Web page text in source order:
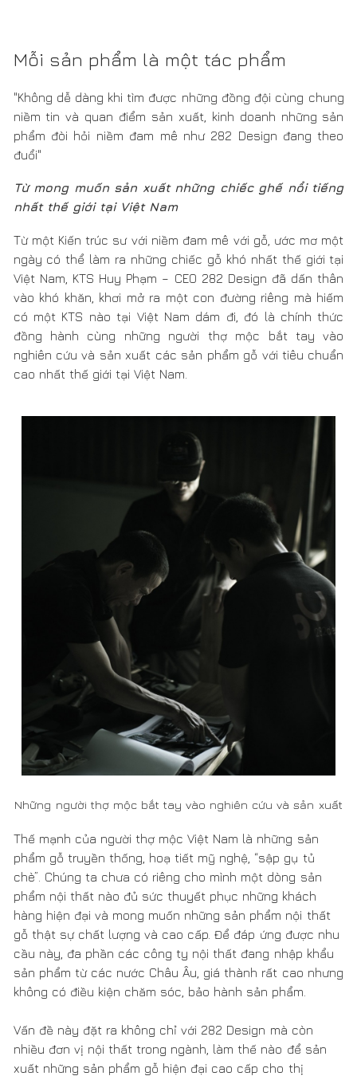
"Không dễ dàng khi tìm được những đồng đội cùng chung
niềm tin và quan điểm sản xuất, kinh doanh những sản
phẩm đòi hỏi niềm đam mê như 282 Design đang theo
Từ mong muốn sản xuất những chiếc ghế nổi tiếng
nhất thế giới tại Việt Nam
Từ một Kiến trúc sư với niềm đam mê với gỗ, ước mơ một
ngày có thể làm ra những chiếc gỗ khó nhất thế giới tại
vào khó khăn, khơi mở ra một con đường riêng mà hiếm
có một KTS nào tại Việt Nam dám đi, đó là chính thức
đồng hành cùng những người thợ mộc bắt tay vào
nghiên cứu và sản xuất các sản phẩm gỗ với tiêu chuẩn
cao nhất thế giới tại Việt Nam.
Những người thợ mộc bắt tay vào nghiên cứu và sản xuất
Thế mạnh của người thợ mộc Việt Nam là những sản
phẩm gỗ truyền thống, hoạ tiết mỹ nghệ, “sập gụ tủ
chè”. Chúng ta chưa có riêng cho mình một dòng sản
hàng hiện đại và mong muốn những sản phẩm nội thất
cầu này, đa phần các công ty nội thất đang nhập khẩu
sản phẩm từ các nước Châu Âu, giá thành rất cao nhưng
không có điều kiện chăm sóc, bảo hành sản phẩm.
Vấn đề này đặt ra không chỉ với 282 Design mà còn
nhiều đơn vị nội thất trong ngành, làm thế nào để sản
xuất những sản phẩm gỗ hiện đại cao cấp cho thị
trường Việt Nam?